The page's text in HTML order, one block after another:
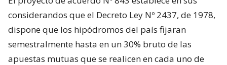
considerandos que el Decreto Ley Nº 2437, de 1978,
dispone que los hipódromos del país fijaran
semestralmente hasta en un 30% bruto de las
apuestas mutuas que se realicen en cada uno de